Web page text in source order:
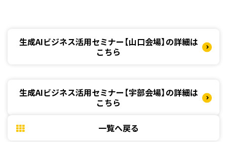
生成AIビジネス活用セミナー【山口会場】の詳細は
こちら
生成AIビジネス活用セミナー【宇部会場】の詳細は
こちら
一覧へ戻る